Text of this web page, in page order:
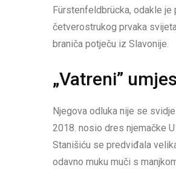
Fürstenfeldbrücka, odakle je
četverostrukog prvaka
braniča potječu iz Slavonije.
„Vatreni”
Njegova odluka nije se
2018. nosio dres njemačke
Stanišiću se predviđala
odavno muku muči s